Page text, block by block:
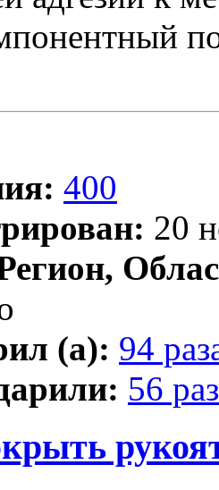
400
20
(а): 94
56 раз